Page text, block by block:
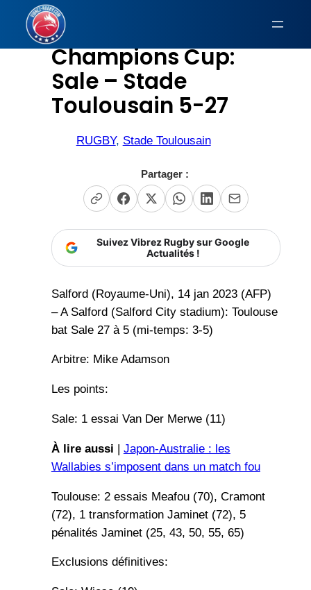
Aller
contenu Champions Cup:
Sale – Stade
Toulousain 5-27
RUGBY, Stade Toulousain
Partager :
Suivez Vibrez Rugby sur Google
Actualités !
Salford (Royaume-Uni), 14 jan 2023 (AFP)
– A Salford (Salford City stadium): Toulouse
bat Sale 27 à 5 (mi-temps: 3-5)
Arbitre: Mike Adamson
Les points:
Sale: 1 essai Van Der Merwe (11)
À lire aussi | Japon-Australie : les
Wallabies s’imposent dans un match fou
Toulouse: 2 essais Meafou (70), Cramont
(72), 1 transformation Jaminet (72), 5
pénalités Jaminet (25, 43, 50, 55, 65)
Exclusions définitives: